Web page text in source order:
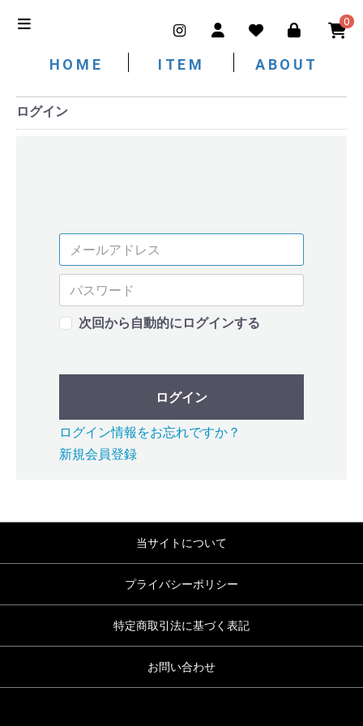
0
HOME ITEM ABOUT
ログイン
次回から自動的にログインする
ログイン
ログイン情報をお忘れですか？
新規会員登録
当サイトについて
プライバシーポリシー
特定商取引法に基づく表記
お問い合わせ